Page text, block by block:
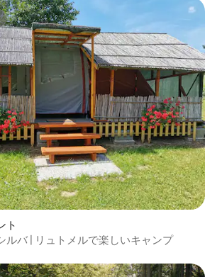
ト
ルバ | リュトメルで楽しいキャンプ